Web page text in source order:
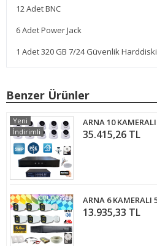
12 Adet BNC
6 Adet Power Jack
1 Adet 320 GB 7/24 Güvenlik Harddiski
Benzer Ürünler
35.415,26 TL
Yeni
İndirimli
13.935,33 TL